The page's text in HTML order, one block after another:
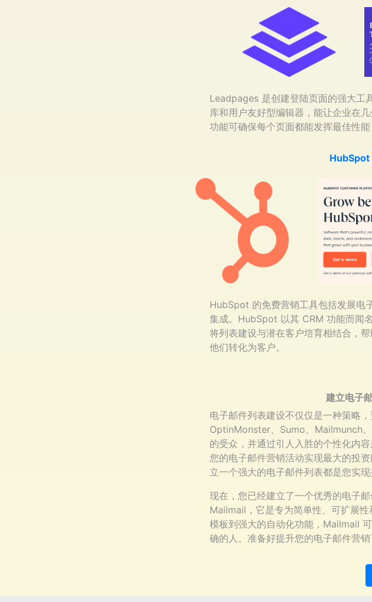
Leadpages 是创建登陆页面的强大工
库和用户友好型编辑器，能让企业在
功能可确保每个页面都能发挥最佳性
HubSpot
HubSpot 的免费营销工具包括发展电
集成。HubSpot 以其 CRM 功能而闻
将列表建设与潜在客户培育相结合，
他们转化为客户。
建立电子
电子邮件列表建设不仅仅是一种策略
OptinMonster、Sumo、Mailmunch
的受众，并通过引人入胜的个性化内
您的电子邮件营销活动实现最大的投
立一个强大的电子邮件列表都是您实现
现在，您已经建立了一个优秀的电子
Mailmail，它是专为简单性、可扩展
模板到强大的自动化功能，Mailmail
确的人。准备好提升您的电子邮件营